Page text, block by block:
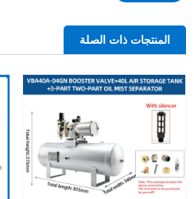
المنتجات ذات الصلة